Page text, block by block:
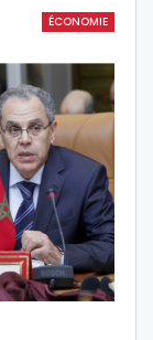
ÉCONOMIE